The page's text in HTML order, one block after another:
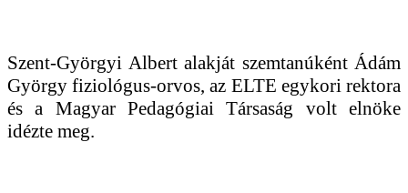
Szent-Györgyi Albert alakját szemtanúként Ádám
György fiziológus-orvos, az ELTE egykori rektora
és a Magyar Pedagógiai Társaság volt elnöke
idézte meg.